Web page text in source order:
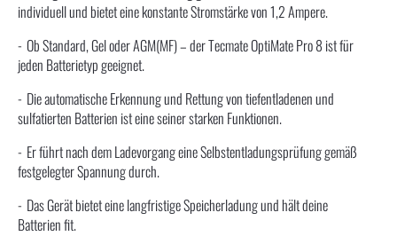
individuell und bietet eine konstante Stromstärke von 1,2 Ampere.
Ob Standard, Gel oder AGM(MF) – der Tecmate OptiMate Pro 8 ist für
jeden Batterietyp geeignet.
Die automatische Erkennung und Rettung von tiefentladenen und
sulfatierten Batterien ist eine seiner starken Funktionen.
Er führt nach dem Ladevorgang eine Selbstentladungsprüfung gemäß
festgelegter Spannung durch.
Das Gerät bietet eine langfristige Speicherladung und hält deine
Batterien fit.